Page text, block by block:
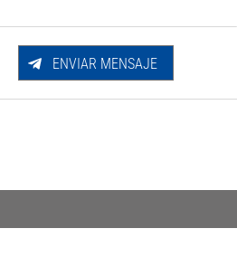
ENVIAR MENSAJE